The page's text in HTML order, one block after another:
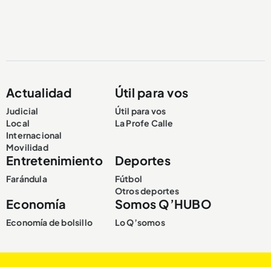
Actualidad
Judicial
Local
Internacional
Movilidad
Útil para vos
Útil para vos
La Profe Calle
Entretenimiento
Farándula
Deportes
Fútbol
Otros deportes
Economía
Economía de bolsillo
Somos Q’HUBO
Lo Q’somos